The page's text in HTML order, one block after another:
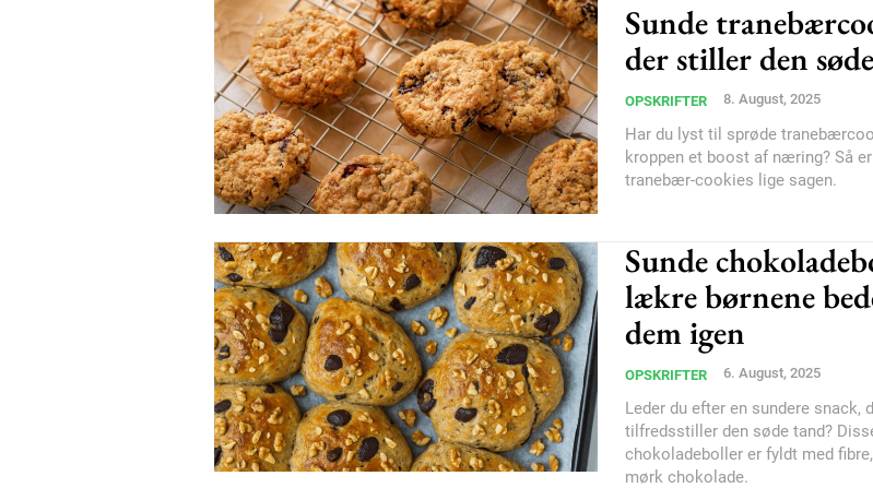
Free limited access
Gratis / forever
Etiam est nibh, lobortis sit
Praesent euismod ac
Ut mollis pellentesque tortor
Nullam eu erat condimentum
Donec quis est ac felis
Orci varius natoque dolor
Ut
Sunde
der stiller den
OPSKRIFTER 8. August, 2025
Har du lyst til sprøde
kroppen et boost af næring? Så
tranebær-cookies lige sagen.
Sunde
lækre børnene
dem igen
OPSKRIFTER 6. August, 2025
Leder du efter en sundere snack,
tilfredsstiller den søde tand?
chokoladeboller er fyldt med
mørk chokolade.